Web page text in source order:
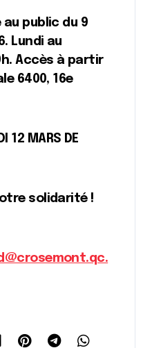
public du 9
Lundi au
Accès à partir
6400, 16e
12 MARS DE
solidarité !